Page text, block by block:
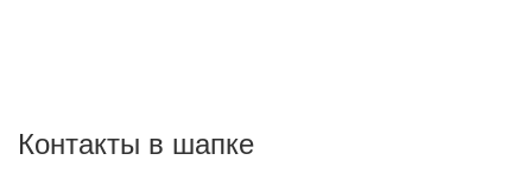
Контакты в шапке